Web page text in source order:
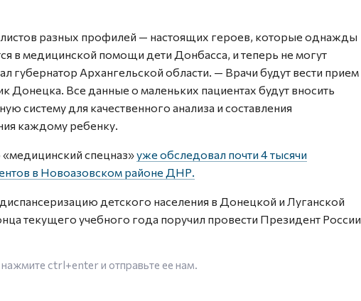
разных профилей — настоящих героев, которые однажды
в медицинской помощи дети Донбасса, и теперь не могут
губернатор Архангельской области. — Врачи будут вести прием
Донецка. Все данные о маленьких пациентах будут вносить
систему для качественного анализа и составления
каждому ребенку.
спецназ»уже обследовал почти 4 тысячи
в Новоазовском районе ДНР.
детского населения в Донецкой и Луганской
текущего учебного года поручил провести Президент России
нажмите ctrl+enterи отправьте ее нам.